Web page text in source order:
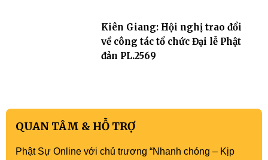
Kiên Giang: Hội nghị trao đổi
về công tác tổ chức Đại lễ Phật
đản PL.2569
QUAN TÂM & HỖ TRỢ
Phật Sự Online với chủ trương “Nhanh chóng – Kịp